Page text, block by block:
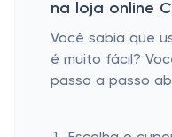
na loja online
Você sabia que
é muito fácil?
passo a passo